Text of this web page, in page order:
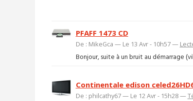
PFAFF 1473 CD
De : MikeGca — Le 13 Avr - 10h57 —
Bonjour, suite à un bruit au démarrage
Continentale edison
De : philcathy67 — Le 12 Avr - 15h28 —